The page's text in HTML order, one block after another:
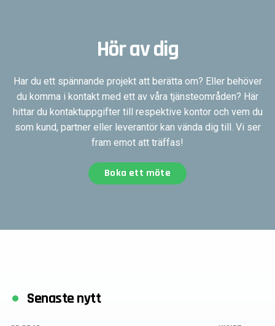
Hör av dig
Har du ett spännande projekt att berätta om? Eller behöver
du komma i kontakt med ett av våra tjänsteområden? Här
hittar du kontaktuppgifter till respektive kontor och vem du
som kund, partner eller leverantör kan vända dig till. Vi ser
fram emot att träffas!
Boka ett möte
Senaste nytt